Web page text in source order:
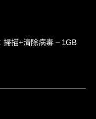
掃描+清除病毒 – 1GB